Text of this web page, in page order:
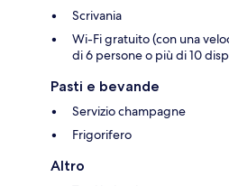
Scrivania
Wi-Fi gratuito (con una
di 6 persone o più di 10
Pasti e bevande
Servizio champagne
Frigorifero
Altro